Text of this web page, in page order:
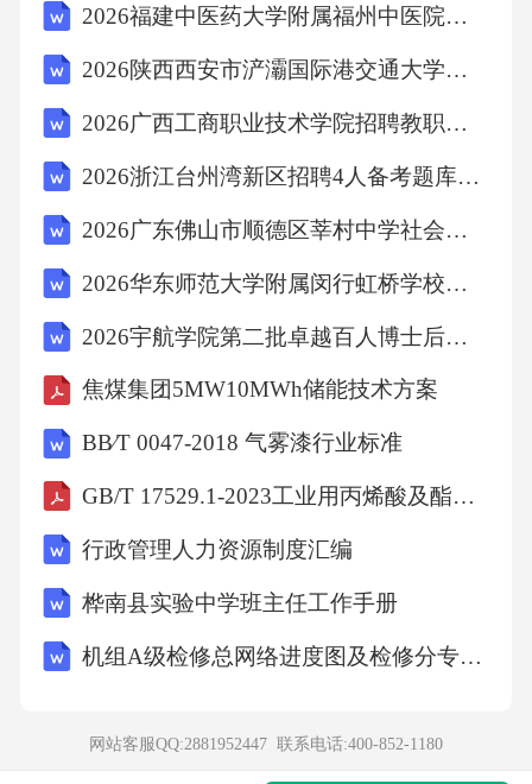
D、内容
【答案】：B新建幻灯片默认是文字加内容版
式，其他版式要自行设置。故选B。
说法不正确的是（）
A、衣物上的油渍可用松香水、香蕉水、汽油等
B、把变黄的白色衣物浸泡在加有蓝靛的溶液里
漂洗，会洁白如新
C、处理羊毛类衣物上的污渍宜选用碱性洗涤剂
然后用水漂洗
【答案】：C碱会分解羊毛胱氨酸中的二硫基，
2026福建中医药大学附属福州中医院招聘护士15人备考题库带答案详解
2026陕西西安市浐灞国际港交通大学附属中学陆港学校招聘备考题库及参考答案详解一套
2026广西工商职业技术学院招聘教职人员控制数人员59人备考题库及1套参考答案详解
2026浙江台州湾新区招聘4人备考题库及参考答案详解
2026广东佛山市顺德区莘村中学社会招聘3人备考题库及一套答案详解
2026华东师范大学附属闵行虹桥学校教师招聘备考题库及完整答案详解一套
2026宇航学院第二批卓越百人博士后岗位招聘备考题库及一套答案详解
焦煤集团5MW10MWh储能技术方案
BB∕T 0047-2018 气雾漆行业标准
GB/T 17529.1-2023工业用丙烯酸及酯第1部分：工业用丙烯酸
行政管理人力资源制度汇编
桦南县实验中学班主任工作手册
机组A级检修总网络进度图及检修分专业网络进度图
网站客服QQ:2881952447 联系电话:400-852-1180